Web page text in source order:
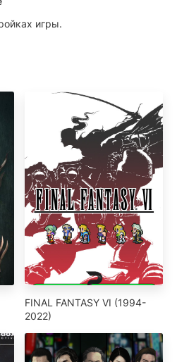
игры.
FINAL FANTASY VI (1994-
2022)